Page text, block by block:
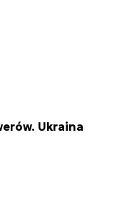
Ukraina